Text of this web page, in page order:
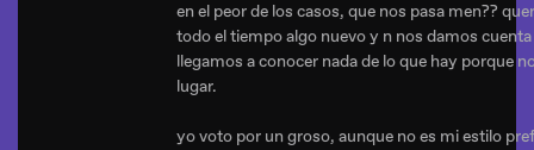
en el peor de los casos, que nos pasa men??
todo el tiempo algo nuevo y n nos damos
llegamos a conocer nada de lo que hay porque
lugar.
yo voto por un groso, aunque no es mi estilo